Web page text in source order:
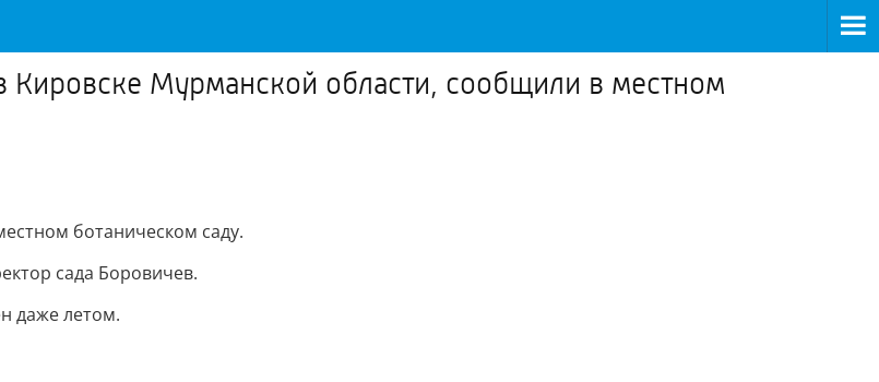
Кировске Мурманской области, сообщили в местном
ботаническом саду.
сада Боровичев.
даже летом.